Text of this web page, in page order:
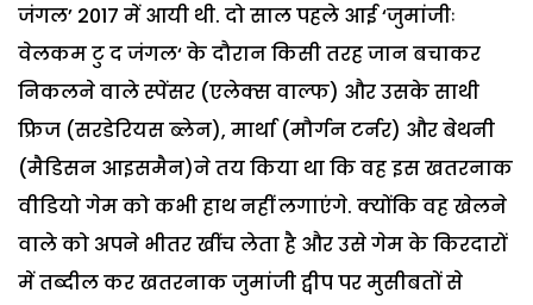
जंगल’ 2017 में आयी थी. दो साल पहले आई ‘जुमांजीः
वेलकम टु द जंगल‘ के दौरान किसी तरह जान बचाकर
निकलने वाले स्पेंसर (एलेक्स वाल्फ) और उसके साथी
फ्रिज (सरडेरियस ब्लेन), मार्था (मौर्गन टर्नर) और बेथनी
(मैडिसन आइसमैन)ने तय किया था कि वह इस खतरनाक
वीडियो गेम को कभी हाथ नहीं लगाएंगे. क्योंकि वह खेलने
वाले को अपने भीतर खींच लेता है और उसे गेम के किरदारों
में तब्दील कर खतरनाक जुमांजी द्वीप पर मुसीबतों से